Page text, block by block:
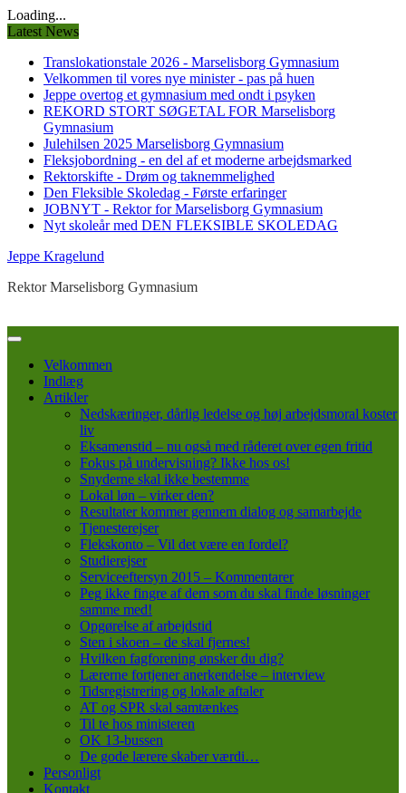
Loading...
Latest News
Translokationstale 2026 - Marselisborg Gymnasium
Velkommen til vores nye minister - pas på huen
Jeppe overtog et gymnasium med ondt i psyken
REKORD STORT SØGETAL FOR Marselisborg
Gymnasium
Julehilsen 2025 Marselisborg Gymnasium
Fleksjobordning - en del af et moderne arbejdsmarked
Rektorskifte - Drøm og taknemmelighed
Den Fleksible Skoledag - Første erfaringer
JOBNYT - Rektor for Marselisborg Gymnasium
Nyt skoleår med DEN FLEKSIBLE SKOLEDAG
Jeppe Kragelund
Rektor Marselisborg Gymnasium
Velkommen
Indlæg
Artikler
Nedskæringer, dårlig ledelse og høj arbejdsmoral koster
liv
Eksamenstid – nu også med råderet over egen fritid
Fokus på undervisning? Ikke hos os!
Snyderne skal ikke bestemme
Lokal løn – virker den?
Resultater kommer gennem dialog og samarbejde
Tjenesterejser
Flekskonto – Vil det være en fordel?
Studierejser
Serviceeftersyn 2015 – Kommentarer
Peg ikke fingre af dem som du skal finde løsninger
samme med!
Opgørelse af arbejdstid
Sten i skoen – de skal fjernes!
Hvilken fagforening ønsker du dig?
Lærerne fortjener anerkendelse – interview
Tidsregistrering og lokale aftaler
AT og SPR skal samtænkes
Til te hos ministeren
OK 13-bussen
De gode lærere skaber værdi…
Personligt
Kontakt